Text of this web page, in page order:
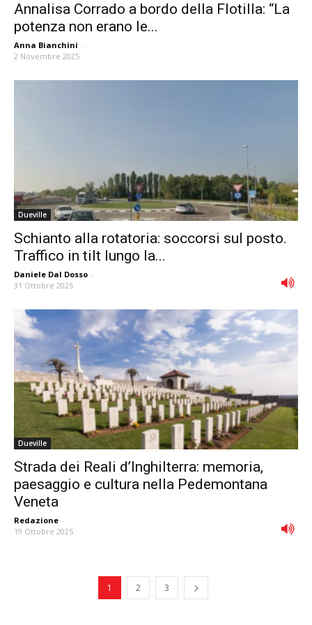
Annalisa Corrado a bordo della Flotilla: “La
potenza non erano le...
Anna Bianchini -
2 Novembre 2025
Dueville
Schianto alla rotatoria: soccorsi sul posto.
Traffico in tilt lungo la...
Daniele Dal Dosso -
31 Ottobre 2025
Dueville
Strada dei Reali d’Inghilterra: memoria,
paesaggio e cultura nella Pedemontana
Veneta
Redazione -
19 Ottobre 2025
1 2 3